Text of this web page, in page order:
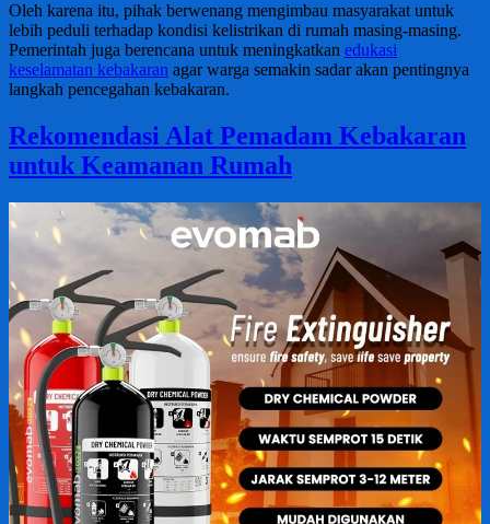
Oleh karena itu, pihak berwenang mengimbau masyarakat untuk
lebih peduli terhadap kondisi kelistrikan di rumah masing-masing.
Pemerintah juga berencana untuk meningkatkan edukasi
keselamatan kebakaran agar warga semakin sadar akan pentingnya
langkah pencegahan kebakaran.
Rekomendasi Alat Pemadam Kebakaran
untuk Keamanan Rumah